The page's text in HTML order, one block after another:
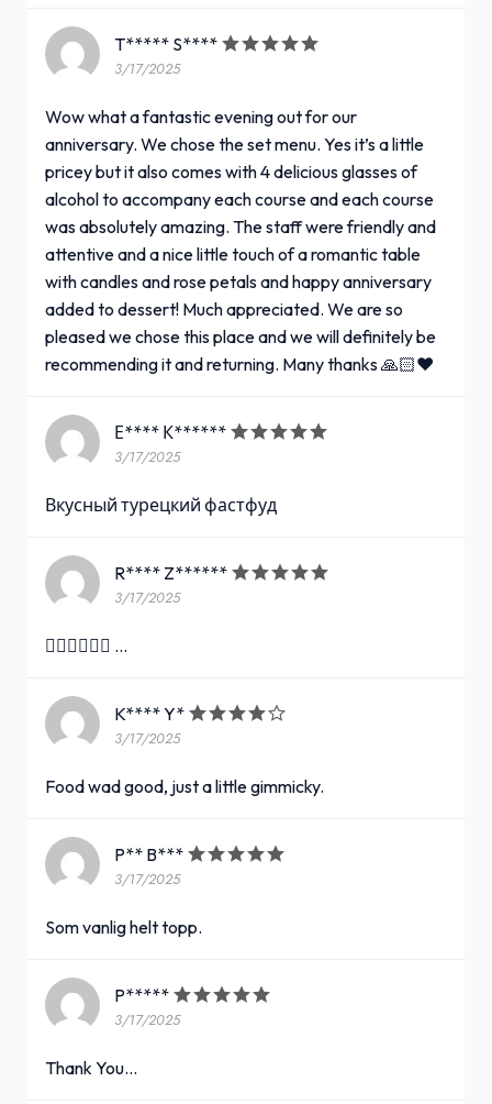
T***** S****
3/17/2025
Wow what a fantastic evening out for our
anniversary. We chose the set menu. Yes it’s a little
pricey but it also comes with 4 delicious glasses of
alcohol to accompany each course and each course
was absolutely amazing. The staff were friendly and
attentive and a nice little touch of a romantic table
with candles and rose petals and happy anniversary
added to dessert! Much appreciated. We are so
pleased we chose this place and we will definitely be
recommending it and returning. Many thanks 🙏🏻❤️
Е**** К******
3/17/2025
Вкусный турецкий фастфуд
R**** Z******
3/17/2025
👍🏻👍🏻👍🏻 …
K**** Y*
3/17/2025
Food wad good, just a little gimmicky.
P** B***
3/17/2025
Som vanlig helt topp.
P*****
3/17/2025
Thank You...